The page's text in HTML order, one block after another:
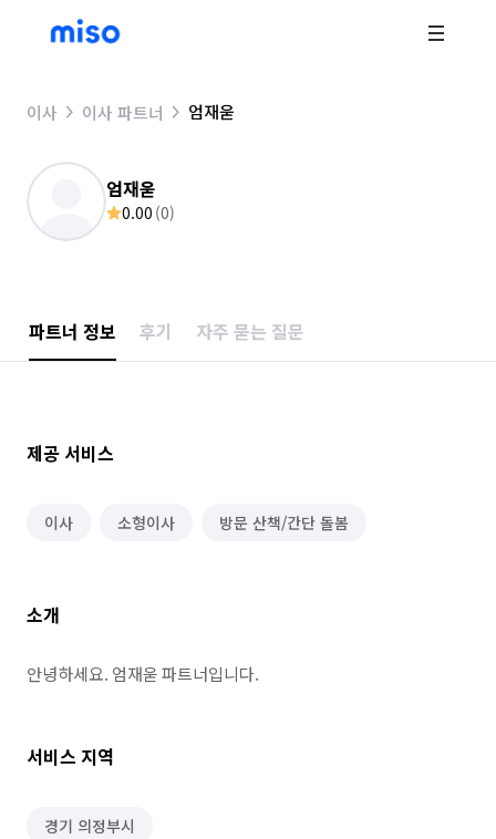
이사 이사 파트너 엄재욷
엄재욷
0.00 (0)
파트너 정보 후기 자주 묻는 질문
제공 서비스
이사 소형이사 방문 산책/간단 돌봄
소개
안녕하세요. 엄재욷 파트너입니다.
서비스 지역
경기 의정부시